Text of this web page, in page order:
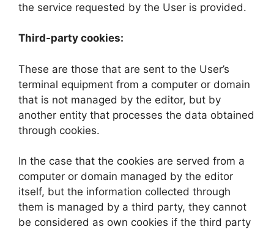
the service requested by the User is provided.
Third-party cookies:
These are those that are sent to the User’s
terminal equipment from a computer or domain
that is not managed by the editor, but by
another entity that processes the data obtained
through cookies.
In the case that the cookies are served from a
computer or domain managed by the editor
itself, but the information collected through
them is managed by a third party, they cannot
be considered as own cookies if the third party